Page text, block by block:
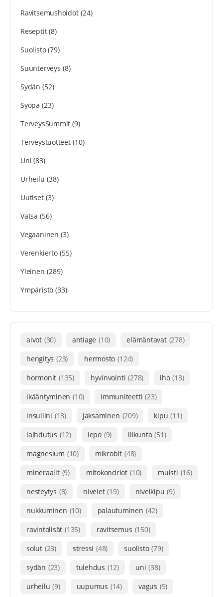
Ravitsemushoidot(24)
Reseptit(8)
Suolisto(79)
Suunterveys (8)
Sydän (52)
Syöpä (23)
TerveysSummit (9)
Terveystuotteet(10)
Uni (83)
Urheilu (38)
Uutiset(3)
Vatsa (56)
Vegaaninen (3)
Verenkierto(55)
Yleinen (289)
Ympäristö (33)
aivot (30) antiage (10) elämäntavat (278)
hengitys (23) hermosto (124)
hormonit (135) hyvinvointi (278) iho (13)
ikääntyminen (10) immuniteetti (23)
insuliini (13) jaksaminen (209) kipu (11)
laihdutus (12) lepo (9) liikunta (51)
magnesium (10) mikrobit (48)
mineraalit (9) mitokondriot (10) muisti (16)
nesteytys (8) nivelet (19) nivelkipu (9)
nukkuminen (10) palautuminen (42)
ravintolisät (135) ravitsemus (150)
solut (23) stressi (48) suolisto (79)
sydän (23) tulehdus (12) uni (38)
urheilu (9) uupumus (14) vagus (9)